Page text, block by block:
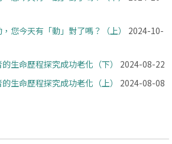
您今天有「動」對了嗎？（上）
2024-10-
生命歷程探究成功老化（下）
2024-08-22
生命歷程探究成功老化（上）
2024-08-08